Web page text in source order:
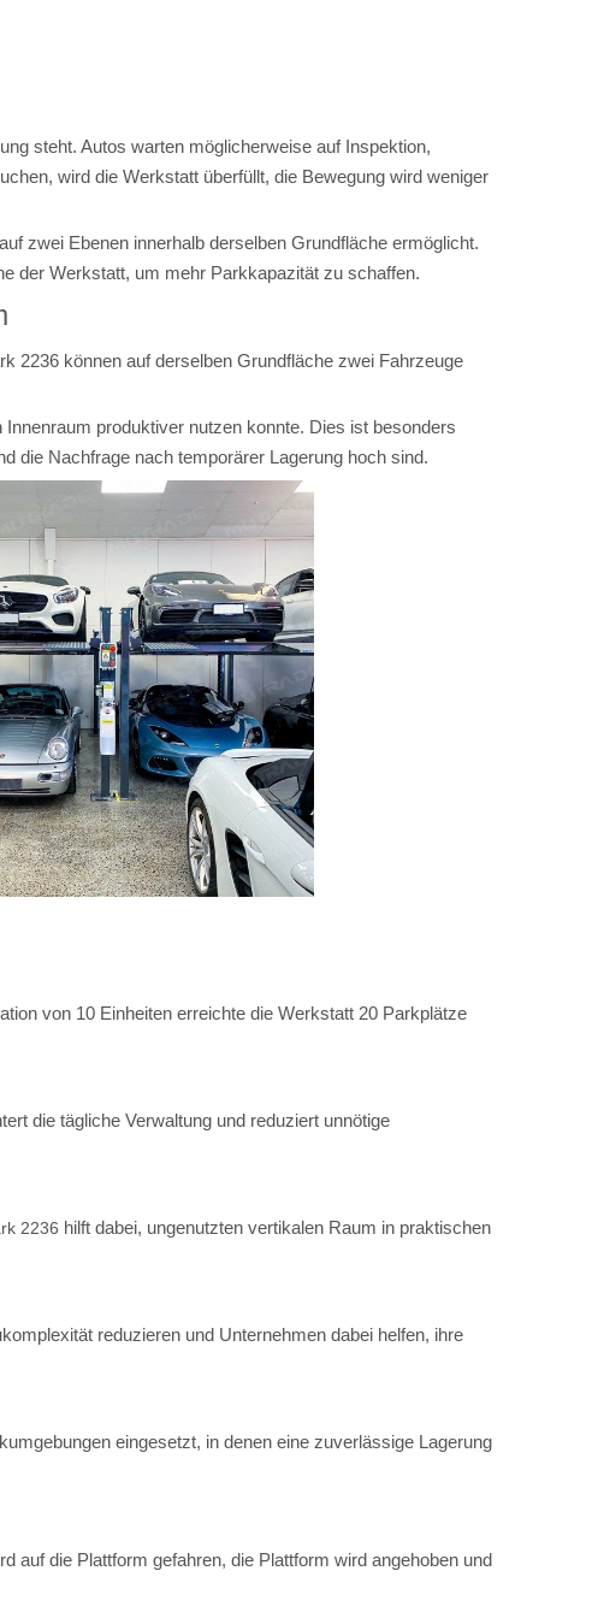
steht. Autos warten möglicherweise auf Inspektion,
wird die Werkstatt überfüllt, die Bewegung wird weniger
zwei Ebenen innerhalb derselben Grundfläche ermöglicht.
der Werkstatt, um mehr Parkkapazität zu schaffen.
2236 können auf derselben Grundfläche zwei Fahrzeuge
produktiver nutzen konnte. Dies ist besonders
die Nachfrage nach temporärer Lagerung hoch sind.
von 10 Einheiten erreichte die Werkstatt 20 Parkplätze
die tägliche Verwaltung und reduziert unnötige
2236 hilft dabei, ungenutzten vertikalen Raum in praktischen
reduzieren und Unternehmen dabei helfen, ihre
eingesetzt, in denen eine zuverlässige Lagerung
auf die Plattform gefahren, die Plattform wird angehoben und